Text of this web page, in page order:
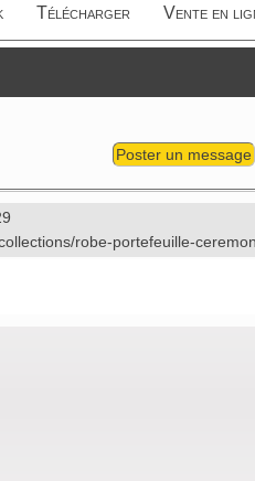
Télécharger Vente en
Poster un message
robe-portefeuille-